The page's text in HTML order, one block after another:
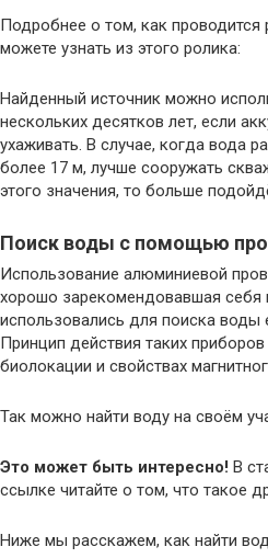
Подробнее о том, как проводится
можете узнать из этого ролика:
Найденный источник можно
нескольких десятков лет, если
ухаживать. В случае, когда вода
более 17 м, лучше сооружать
этого значения, то больше
Поиск воды с помощью
Использование алюминиевой
хорошо зарекомендовавшая себя
использовались для поиска воды
Принцип действия таких
биолокации и свойствах
Так можно найти воду на своём
Это может быть интересно! В
ссылке читайте о том, что такое
Ниже мы расскажем, как найти